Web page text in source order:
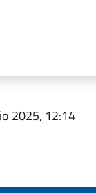
2025, 12:14